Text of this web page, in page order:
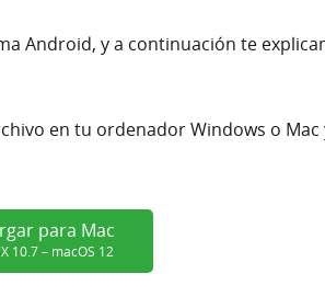
Android, y a continuación te
en tu ordenador Windows o Mac
para Mac
10.7 – macOS 12